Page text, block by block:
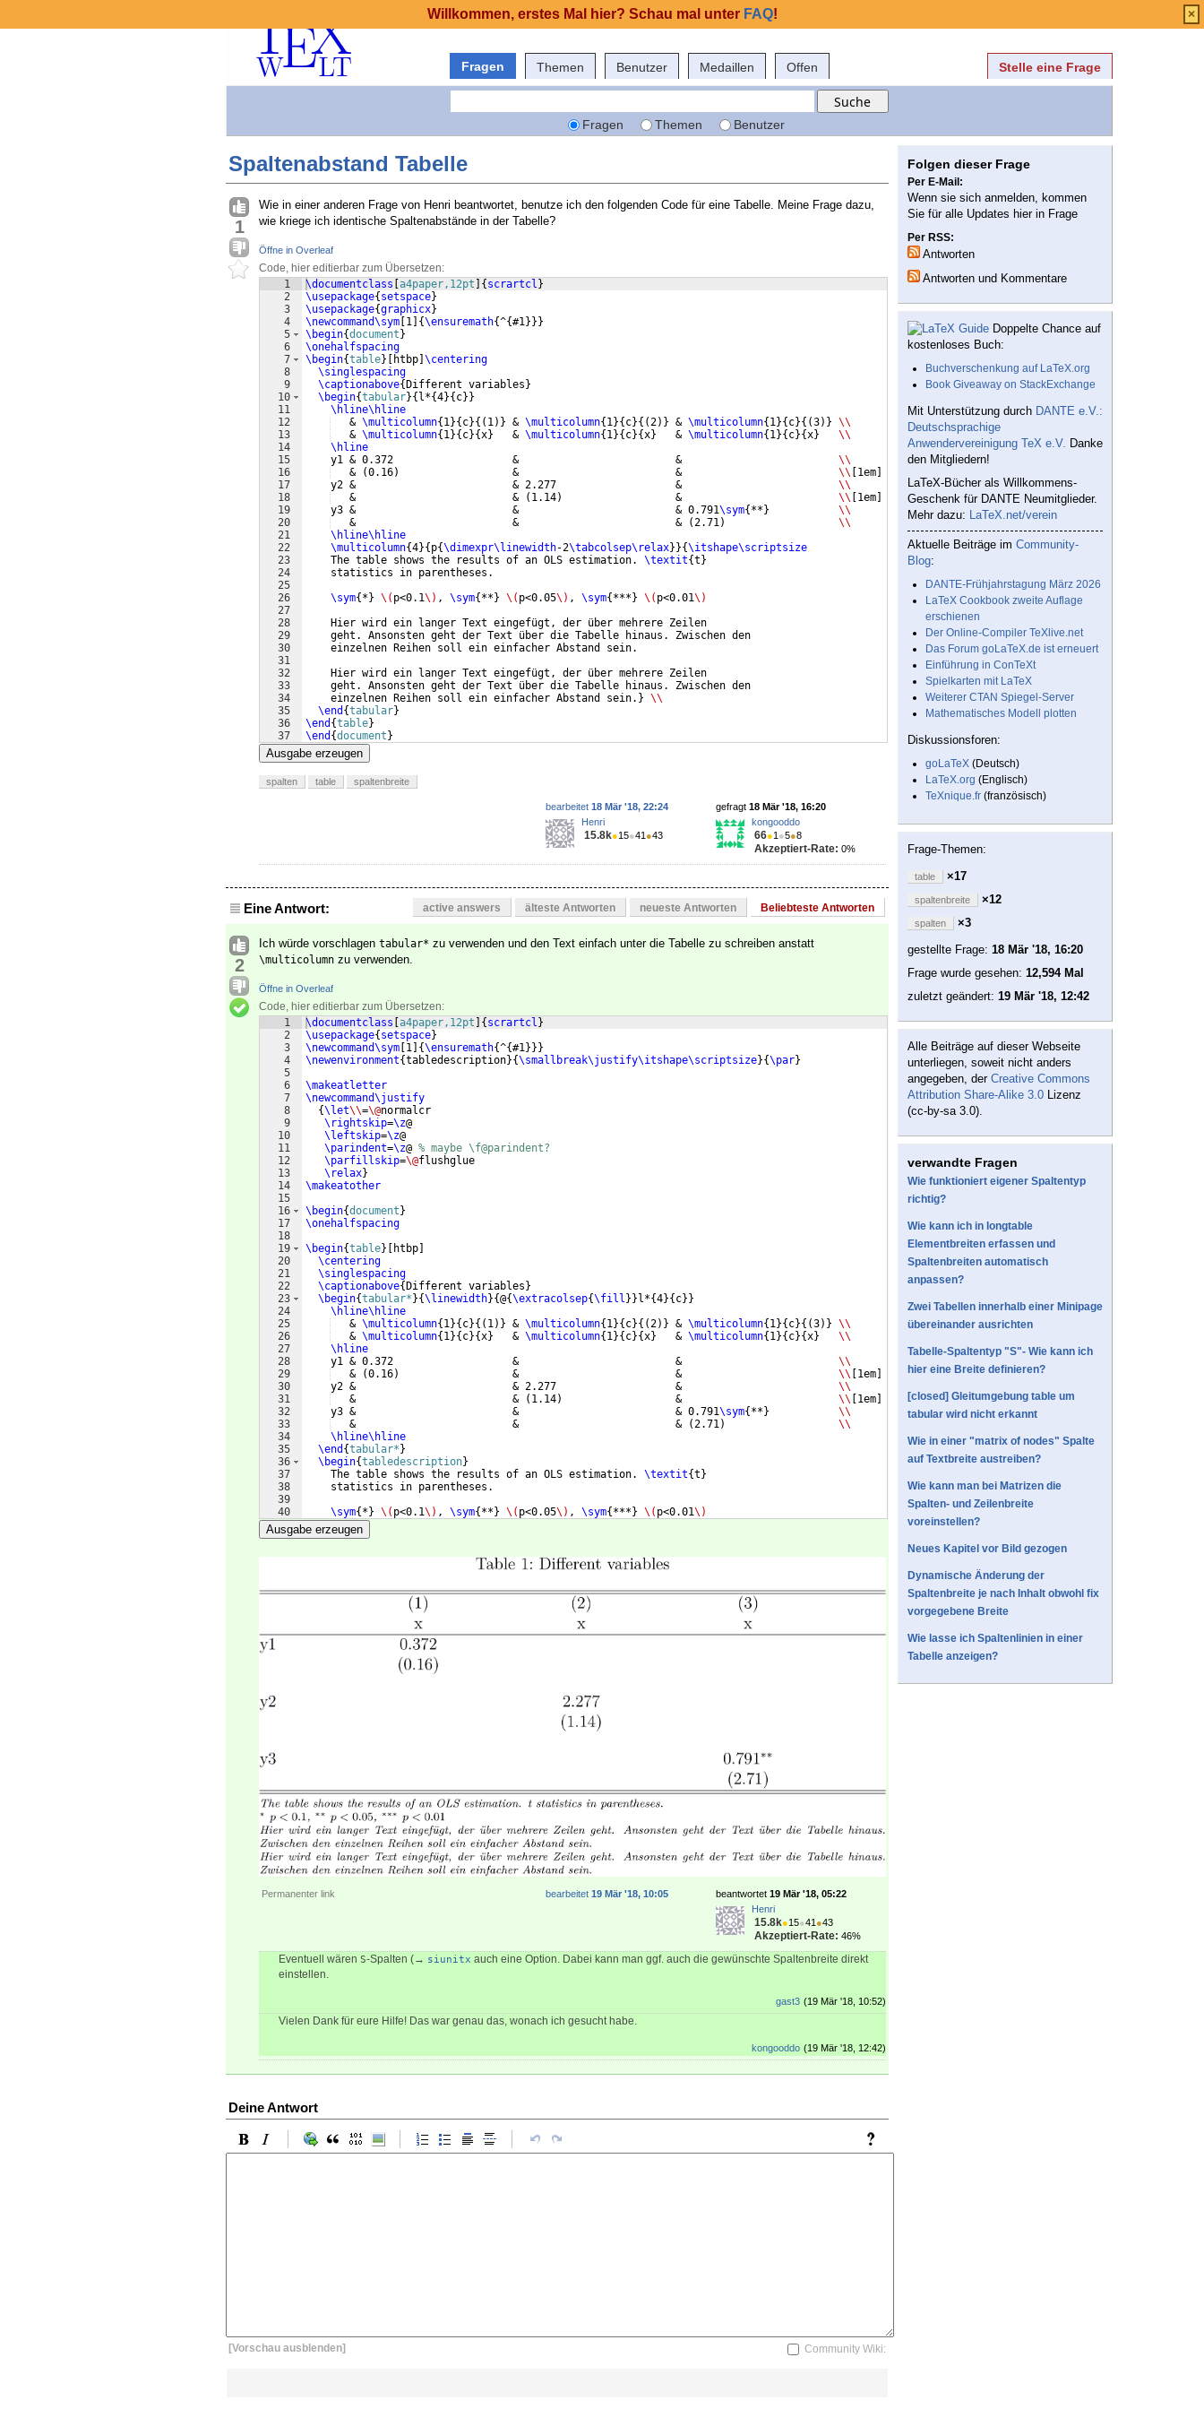
Fragen Themen Benutzer Medaillen Offen Stelle eine Frage
Fragen Themen Benutzer
Spaltenabstand Tabelle
1
Wie in einer anderen Frage von Henri beantwortet, benutze ich den folgenden Code für eine Tabelle. Meine Frage dazu,
wie kriege ich identische Spaltenabstände in der Tabelle?
Öffne in Overleaf
Code, hier editierbar zum Übersetzen:
1
2
3
4
5
6
7
8
9
10
11
12
13
14
15
16
17
18
19
20
21
22
23
24
25
26
27
28
29
30
31
32
33
34
35
36
37
\documentclass a4paper,12pt { scrartcl }
\usepackage{ setspace}
\usepackage{graphicx}
\newcommand\sym 1 {\ensuremath{^{#1}}}
\begin{document }
\onehalfspacing
\begin{table} htbp \centering
\singlespacing
\captionabove{ Different variables }
\begin{tabular}{ l*{4}{ c}}
\hline\hline
   &
\multicolumn{ 1}{ c}{( 1)} & \multicolumn{ 1}{ c}{(2)} & \multicolumn{ 1}{ c}{(3)} \\
   &
\multicolumn{ 1}{ c}{x}
   &
\multicolumn{ 1}{ c}{x}
   &
\multicolumn{ 1}{ c}{x}
\\
\hline
    y1 & 0.372                   &                         &
\\
   &
(0.16)
                  &                         &
\\ 1em
    y2 &                         & 2.277                   &
\\
   &                         &
( 1.14)
                  &
\\ 1em
    y3 &                         &                         & 0.791
\sym{ ** }
\\
   &                         &                         &
(2.71)
\\
\hline\hline
\multicolumn{4}{ p{\dimexpr\linewidth-2\tabcolsep\relax}}{\itshape\scriptsize
    The table shows the results of an OLS estimation.
\textit{t }
    statistics in parentheses.
\sym{ * } \( p<0.1\) , \sym{ ** } \( p<0.05\) , \sym{ *** } \( p<0.01\)
    Hier wird ein langer Text eingefügt, der über mehrere Zeilen
    geht. Ansonsten geht der Text über die Tabelle hinaus. Zwischen den
    einzelnen Reihen soll ein einfacher Abstand sein.
    Hier wird ein langer Text eingefügt, der über mehrere Zeilen
    geht. Ansonsten geht der Text über die Tabelle hinaus. Zwischen den
    einzelnen Reihen soll ein einfacher Abstand sein.
} \\
\end {tabular}
\end {table}
\end {document }
Ausgabe erzeugen
spalten table spaltenbreite
gefragt 18 Mär '18, 16:20
kongooddo
66●1 ●5●8
Akzeptiert-Rate: 0%
bearbeitet 18 Mär '18, 22:24
Henri
15.8k●15●41 ●43
Eine Antwort: active answers älteste Antworten neueste Antworten Beliebteste Antworten
2
Ich würde vorschlagen tabular* zu verwenden und den Text einfach unter die Tabelle zu schreiben anstatt
\multicolumn zu verwenden.
Öffne in Overleaf
Code, hier editierbar zum Übersetzen:
1
2
3
4
5
6
7
8
9
10
11
12
13
14
15
16
17
18
19
20
21
22
23
24
25
26
27
28
29
30
31
32
33
34
35
36
37
38
39
40
41
\documentclass a4paper,12pt { scrartcl }
\usepackage{ setspace}
\newcommand\sym 1 {\ensuremath{^{#1}}}
\newenvironment{tabledescription}{\smallbreak\justify\itshape\scriptsize}{\par}
\makeatletter
\newcommand\justify
{\let\\=\@normalcr
\rightskip=\z@
\leftskip=\z@
\parindent=\z@ % maybe \f@parindent?
\parfillskip=\@flushglue
\relax}
\makeatother
\begin{document }
\onehalfspacing
\begin{table} htbp
\centering
\singlespacing
\captionabove{ Different variables }
\begin{tabular* }{\linewidth}{@{\extracolsep{\fill }} l*{4}{ c}}
\hline\hline
   &
\multicolumn{ 1}{ c}{( 1)} & \multicolumn{ 1}{ c}{(2)} & \multicolumn{ 1}{ c}{(3)} \\
   &
\multicolumn{ 1}{ c}{x}
   &
\multicolumn{ 1}{ c}{x}
   &
\multicolumn{ 1}{ c}{x}
\\
\hline
    y1 & 0.372                   &                         &
\\
   &
(0.16)
                  &                         &
\\ 1em
    y2 &                         & 2.277                   &
\\
   &                         &
( 1.14)
                  &
\\ 1em
    y3 &                         &                         & 0.791
\sym{ ** }
\\
   &                         &                         &
(2.71)
\\
\hline\hline
\end {tabular* }
\begin{tabledescription}
    The table shows the results of an OLS estimation.
\textit{t }
    statistics in parentheses.
\sym{ * } \( p<0.1\) , \sym{ ** } \( p<0.05\) , \sym{ *** } \( p<0.01\)
Ausgabe erzeugen
Permanenter link beantwortet 19 Mär '18, 05:22
Henri
15.8k●15●41 ●43
Akzeptiert-Rate: 46%
bearbeitet 19 Mär '18, 10:05
Eventuell wären S-Spalten (→ siunitx auch eine Option. Dabei kann man ggf. auch die gewünschte Spaltenbreite direkt
einstellen.
(19 Mär '18, 10:52)
gast3
Vielen Dank für eure Hilfe! Das war genau das, wonach ich gesucht habe.
(19 Mär '18, 12:42)
kongooddo
Deine Antwort
[Vorschau ausblenden] Community Wiki:
Folgen dieser Frage
Per E-Mail:
Wenn sie sich anmelden, kommen
Sie für alle Updates hier in Frage
Per RSS:
Antworten
Antworten und Kommentare
Doppelte Chance auf
kostenloses Buch:
Buchverschenkung auf LaTeX.org
Book Giveaway on StackExchange
Mit Unterstützung durch DANTE e.V.:
Deutschsprachige
Anwendervereinigung TeX e.V. Danke
den Mitgliedern!
LaTeX-Bücher als Willkommens-
Geschenk für DANTE Neumitglieder.
Mehr dazu: LaTeX.net/verein
Aktuelle Beiträge im Community-
Blog:
DANTE-Frühjahrstagung März 2026
LaTeX Cookbook zweite Auflage
erschienen
Der Online-Compiler TeXlive.net
Das Forum goLaTeX.de ist erneuert
Einführung in ConTeXt
Spielkarten mit LaTeX
Weiterer CTAN Spiegel-Server
Mathematisches Modell plotten
Diskussionsforen:
goLaTeX (Deutsch)
LaTeX.org (Englisch)
TeXnique.fr (französisch)
Frage-Themen:
table ×17
spaltenbreite ×12
spalten
×3
gestellte Frage: 18 Mär '18, 16:20
Frage wurde gesehen: 12,594 Mal
zuletzt geändert: 19 Mär '18, 12:42
Alle Beiträge auf dieser Webseite
unterliegen, soweit nicht anders
angegeben, der Creative Commons
Attribution Share-Alike 3.0 Lizenz
(cc-by-sa 3.0).
verwandte Fragen
Wie funktioniert eigener Spaltentyp
richtig?
Wie kann ich in longtable
Elementbreiten erfassen und
Spaltenbreiten automatisch
anpassen?
Zwei Tabellen innerhalb einer Minipage
übereinander ausrichten
Tabelle-Spaltentyp "S"- Wie kann ich
hier eine Breite definieren?
[closed] Gleitumgebung table um
tabular wird nicht erkannt
Wie in einer "matrix of nodes" Spalte
auf Textbreite austreiben?
Wie kann man bei Matrizen die
Spalten- und Zeilenbreite
voreinstellen?
Neues Kapitel vor Bild gezogen
Dynamische Änderung der
Spaltenbreite je nach Inhalt obwohl fix
vorgegebene Breite
Wie lasse ich Spaltenlinien in einer
Tabelle anzeigen?
Willkommen, erstes Mal hier? Schau mal unter FAQ! ×